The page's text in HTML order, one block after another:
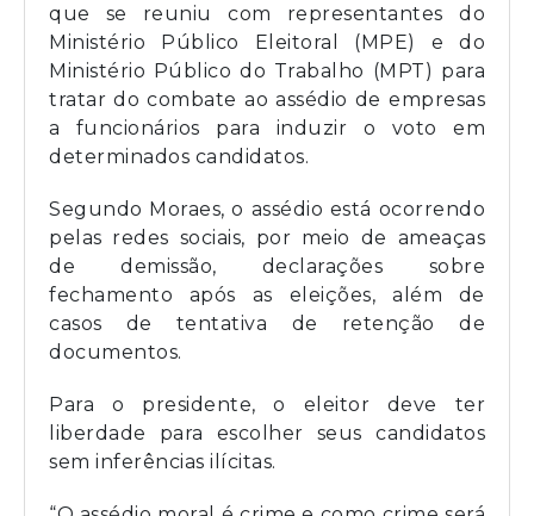
que se reuniu com representantes do
Ministério Público Eleitoral (MPE) e do
Ministério Público do Trabalho (MPT) para
tratar do combate ao assédio de empresas
a funcionários para induzir o voto em
determinados candidatos.
Segundo Moraes, o assédio está ocorrendo
pelas redes sociais, por meio de ameaças
de demissão, declarações sobre
fechamento após as eleições, além de
casos de tentativa de retenção de
documentos.
Para o presidente, o eleitor deve ter
liberdade para escolher seus candidatos
sem inferências ilícitas.